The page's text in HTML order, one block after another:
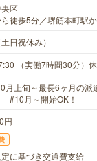
区
徒歩5分／堺筋本町駅
日祝休み）
（実働7時間30分）
月上旬～最長6ヶ月の派
月～開始OK！
円
に基づき交通費支給